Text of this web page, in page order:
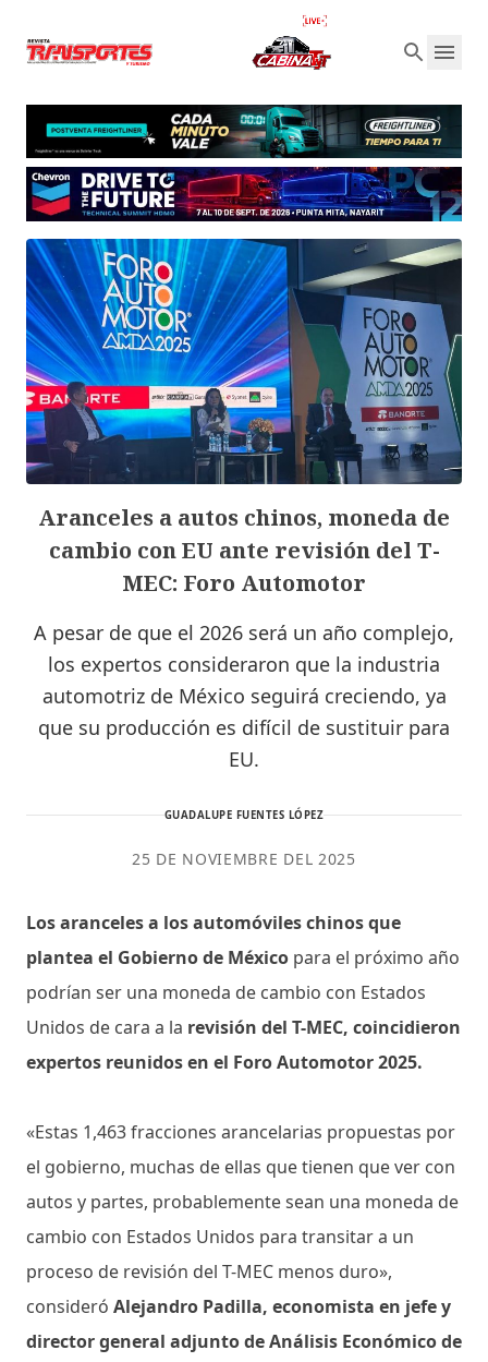
Aranceles a autos chinos, moneda de
cambio con EU ante revisión del T-
MEC: Foro Automotor
A pesar de que el 2026 será un año complejo,
los expertos consideraron que la industria
automotriz de México seguirá creciendo, ya
que su producción es difícil de sustituir para
EU.
GUADALUPE FUENTES LÓPEZ
25 DE NOVIEMBRE DEL 2025
Los aranceles a los automóviles chinos que
plantea el Gobierno de México para el próximo año
podrían ser una moneda de cambio con Estados
Unidos de cara a la revisión del T-MEC, coincidieron
expertos reunidos en el Foro Automotor 2025.
«Estas 1,463 fracciones arancelarias propuestas por
el gobierno, muchas de ellas que tienen que ver con
autos y partes, probablemente sean una moneda de
cambio con Estados Unidos para transitar a un
proceso de revisión del T-MEC menos duro»,
consideró Alejandro Padilla, economista en jefe y
director general adjunto de Análisis Económico de